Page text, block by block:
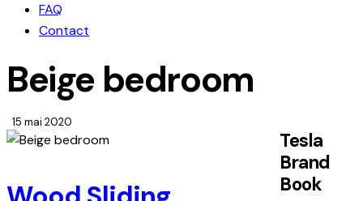
FAQ
Contact
Beige bedroom
15 mai 2020
Tesla
Brand
Book